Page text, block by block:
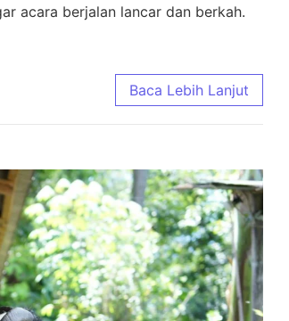
acara berjalan lancar dan berkah.
Baca Lebih Lanjut